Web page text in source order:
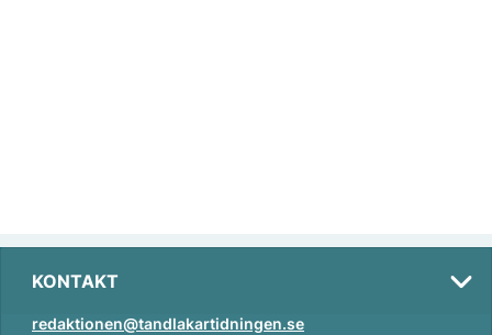
KONTAKT
redaktionen@tandlakartidningen.se